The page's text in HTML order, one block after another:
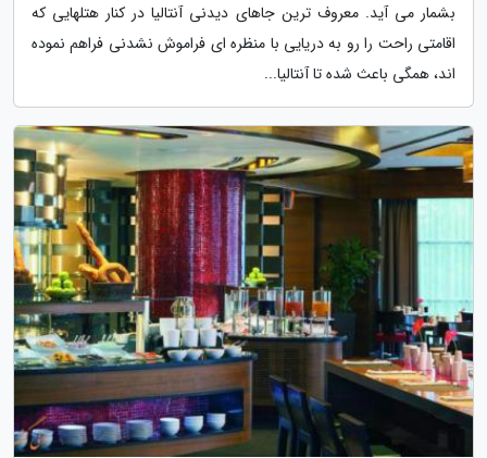
بشمار می آید. معروف ترین جاهای دیدنی آنتالیا در کنار هتلهایی که
اقامتی راحت را رو به دریایی با منظره ای فراموش نشدنی فراهم نموده
اند، همگی باعث شده تا آنتالیا...